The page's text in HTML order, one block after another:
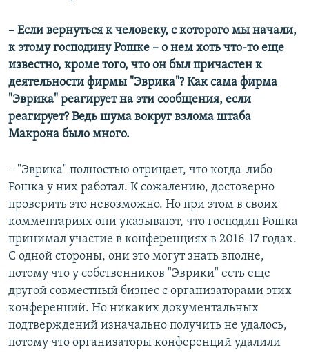
– Если вернуться к человеку, с которого мы начали,
к этому господину Рошке – о нем хоть что-то еще
известно, кроме того, что он был причастен к
деятельности фирмы "Эврика"? Как сама фирма
"Эврика" реагирует на эти сообщения, если
реагирует? Ведь шума вокруг взлома штаба
Макрона было много.
– "Эврика" полностью отрицает, что когда-либо
Рошка у них работал. К сожалению, достоверно
проверить это невозможно. Но при этом в своих
комментариях они указывают, что господин Рошка
принимал участие в конференциях в 2016-17 годах.
С одной стороны, они это могут знать вполне,
потому что у собственников "Эврики" есть еще
другой совместный бизнес с организаторами этих
конференций. Но никаких документальных
подтверждений изначально получить не удалось,
потому что организаторы конференций удалили